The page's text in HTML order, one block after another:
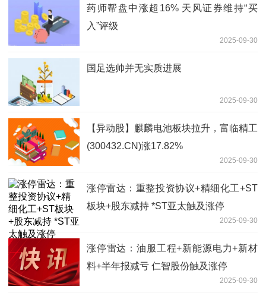
药师帮盘中涨超16% 天风证券维持“买
入”评级
2025-09-30
国足选帅并无实质进展
2025-09-30
【异动股】麒麟电池板块拉升，富临精工
(300432.CN)涨17.82%
2025-09-30
涨停雷达：重整投资协议+精细化工+ST
板块+股东减持 *ST亚太触及涨停
2025-09-30
涨停雷达：油服工程+新能源电力+新材
料+半年报减亏 仁智股份触及涨停
2025-09-30